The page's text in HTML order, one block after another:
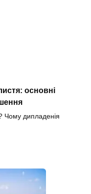
основні
Чому дипладенія